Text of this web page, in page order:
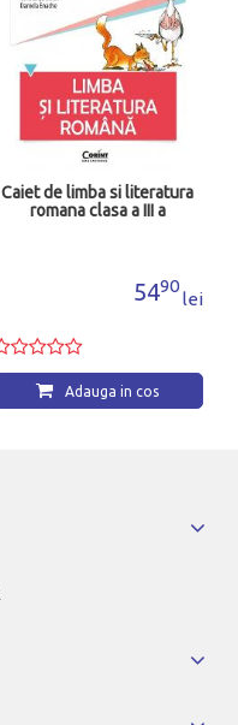
Caiet de limba si literatura
romana clasa a III a
5490
lei
Adauga in cos